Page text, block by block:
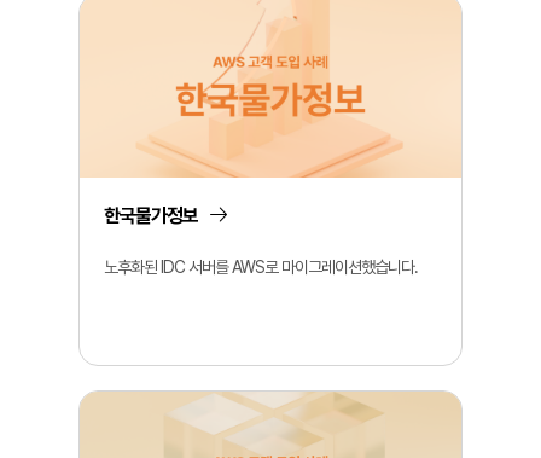
한국물가정보
노후화된 IDC 서버를 AWS로 마이그레이션했습니다.